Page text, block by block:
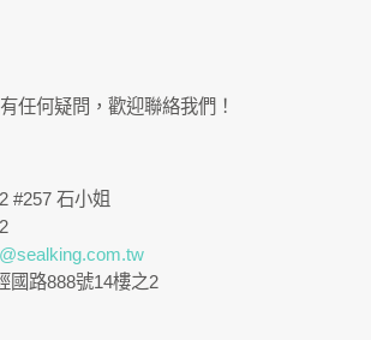
任何疑問，歡迎聯絡我們！
#257 石小姐
國路888號14樓之2